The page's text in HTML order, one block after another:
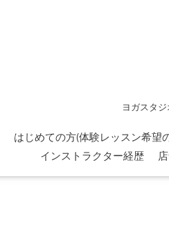
ヨガスタ
はじめての方(体験レッスン希望
インストラクター経歴